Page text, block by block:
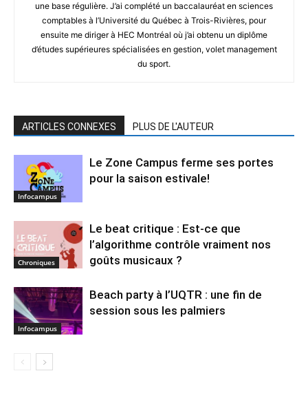
une base régulière. J’ai complété un baccalauréat en sciences
comptables à l’Université du Québec à Trois-Rivières, pour
ensuite me diriger à HEC Montréal où j’ai obtenu un diplôme
d’études supérieures spécialisées en gestion, volet management
du sport.
ARTICLES CONNEXES PLUS DE L'AUTEUR
Infocampus
Le Zone Campus ferme ses portes
pour la saison estivale!
Chroniques
Le beat critique : Est-ce que
l’algorithme contrôle vraiment nos
goûts musicaux ?
Infocampus
Beach party à l’UQTR : une fin de
session sous les palmiers